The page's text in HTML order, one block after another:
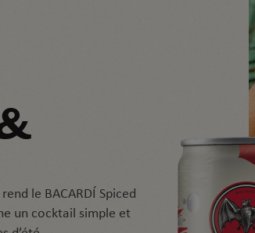
le BACARDÍ Spiced
un cocktail simple et